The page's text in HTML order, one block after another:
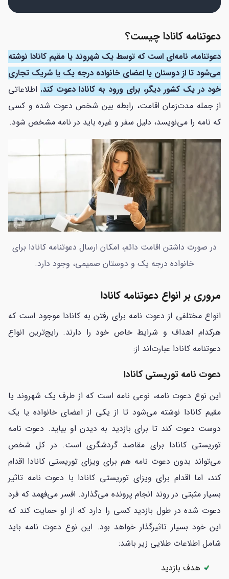
دعوتنامه کانادا چیست؟
دعوتنامه، نامه‌ای است که توسط یک شهروند یا مقیم کانادا نوشته
می‌شود تا از دوستان یا اعضای خانواده درجه یک یا شریک تجاری
خود در یک کشور دیگر، برای ورود به کانادا دعوت کند. اطلاعاتی
از جمله مدت‌زمان اقامت، رابطه بین شخص دعوت شده و کسی
که نامه را می‌نویسد، دلیل سفر و غیره باید در نامه مشخص شود.
در صورت داشتن اقامت دائم، امکان ارسال دعوتنامه کانادا برای
خانواده درجه یک و دوستان صمیمی، وجود دارد.
مروری بر انواع دعوتنامه کانادا
انواع مختلفی از دعوت نامه برای رفتن به کانادا موجود است که
هرکدام اهداف و شرایط خاص خود را دارند. رایج‌ترین انواع
دعوتنامه کانادا عبارت‌اند از:
دعوت نامه توریستی کانادا
این نوع دعوت نامه، نوعی نامه است که از طرف یک شهروند یا
مقیم کانادا نوشته می‌شود تا از یکی از اعضای خانواده یا یک
دوست دعوت کند تا برای بازدید به دیدن او بیاید. دعوت نامه
توریستی کانادا برای مقاصد گردشگری است. در کل شخص
می‌‌تواند بدون دعوت نامه هم برای ویزای توریستی کانادا اقدام
کند، اما اقدام برای ویزای توریستی کانادا با دعوت نامه تاثیر
بسیار مثبتی در روند انجام پرونده می‌گذارد. افسر می‌فهمد که فرد
دعوت شده در طول بازدید کسی را دارد که از او حمایت کند که
این خود بسیار تاثیرگذار خواهد بود. این نوع دعوت نامه باید
شامل اطلاعات طلایی زیر باشد:
هدف بازدید